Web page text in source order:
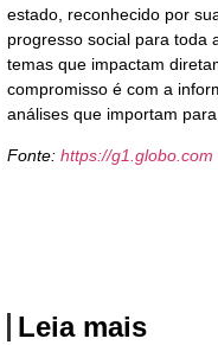
estado, reconhecido por
progresso social para toda
temas que impactam
compromisso é com a
análises que importam para
Fonte: https://g1.globo.com
Leia mais